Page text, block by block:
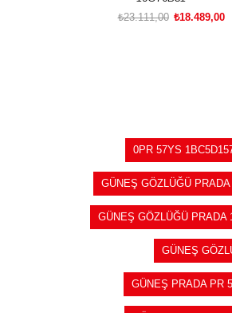
₺18.489,00
₺23.111,00
0PR 57YS
GÜNEŞ GÖZLÜĞÜ
GÜNEŞ GÖZLÜĞÜ PRADA
GÜNEŞ
GÜNEŞ PRADA PR